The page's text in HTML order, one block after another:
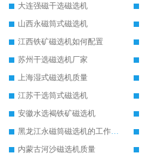
大连强磁干选磁选机
山西永磁筒式磁选机
江西铁矿磁选机如何配置
苏州干选磁选机厂家
上海湿式磁选机质量
江苏干选筒式磁选机
安徽水选褐铁矿磁选机
黑龙江永磁筒磁选机的工作原理
内蒙古河沙磁选机质量